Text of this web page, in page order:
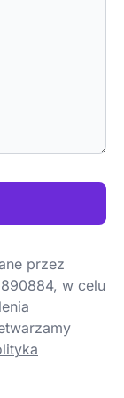
przez
w celu